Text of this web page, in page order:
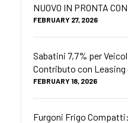
NUOVO IN PRONTA
FEBRUARY 27, 2026
Sabatini 7,7% per
Contributo con
FEBRUARY 18, 2026
Furgoni Frigo